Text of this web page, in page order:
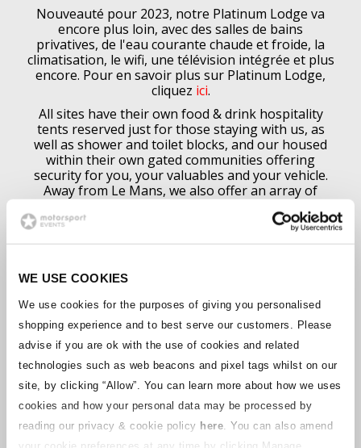
WE USE COOKIES
We use cookies for the purposes of giving you personalised
shopping experience and to best serve our customers. Please
advise if you are ok with the use of cookies and related
technologies such as web beacons and pixel tags whilst on our
site, by clicking “Allow”. You can learn more about how we uses
cookies and how your personal data may be processed by
reading our privacy & cookie policy here . You can also amend
your cookie preferences at any time by clicking Manage
Nouveauté pour 2023, notre Platinum Lodge va
encore plus loin, avec des salles de bains
privatives, de l'eau courante chaude et froide, la
climatisation, le wifi, une télévision intégrée et plus
encore. Pour en savoir plus sur Platinum Lodge,
cliquez ici.
All sites have their own food & drink hospitality
tents reserved just for those staying with us, as
well as shower and toilet blocks, and our housed
within their own gated communities offering
security for you, your valuables and your vehicle.
Away from Le Mans, we also offer an array of
events across the globe, as well as a variety of
curated 2-5day driving tours for Jaguar, BMW,
All our staff also visit & work at our events, which
experience of what an event is like, which makes
them perfectly placed to help guide you to make
the right decision for you.
Disponible dès maintenant
Notre personnel compétent est à votre disposition
pour vous aider à adapter votre forfait à vos